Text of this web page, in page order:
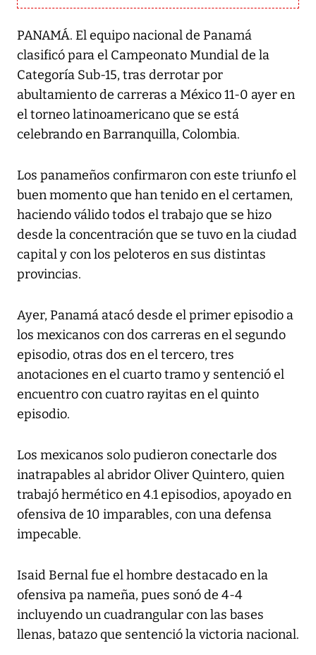
PANAMÁ. El equipo nacional de Panamá
clasificó para el Campeonato Mundial de la
Categoría Sub-15, tras derrotar por
abultamiento de carreras a México 11-0 ayer en
el torneo latinoamericano que se está
celebrando en Barranquilla, Colombia.
Los panameños confirmaron con este triunfo el
buen momento que han tenido en el certamen,
haciendo válido todos el trabajo que se hizo
desde la concentración que se tuvo en la ciudad
capital y con los peloteros en sus distintas
provincias.
Ayer, Panamá atacó desde el primer episodio a
los mexicanos con dos carreras en el segundo
episodio, otras dos en el tercero, tres
anotaciones en el cuarto tramo y sentenció el
encuentro con cuatro rayitas en el quinto
episodio.
Los mexicanos solo pudieron conectarle dos
inatrapables al abridor Oliver Quintero, quien
trabajó hermético en 4.1 episodios, apoyado en
ofensiva de 10 imparables, con una defensa
impecable.
Isaid Bernal fue el hombre destacado en la
ofensiva pa nameña, pues sonó de 4-4
incluyendo un cuadrangular con las bases
llenas, batazo que sentenció la victoria nacional.